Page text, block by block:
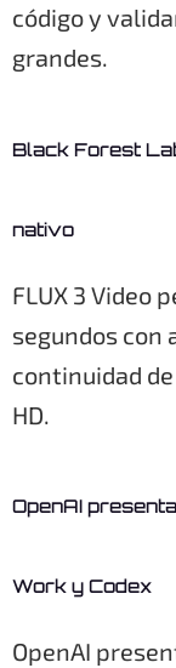
código y
grandes.
Black Forest
nativo
FLUX 3 Video
segundos con
continuidad
HD.
OpenAI
Work y Codex
OpenAI